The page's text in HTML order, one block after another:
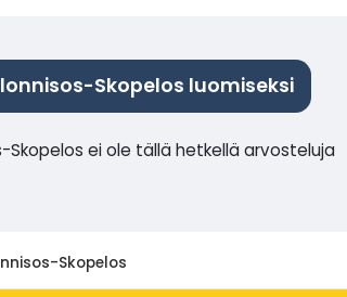
Skopelos luomiseksi
Skopelos ei ole tällä hetkellä arvosteluja
Skopelos